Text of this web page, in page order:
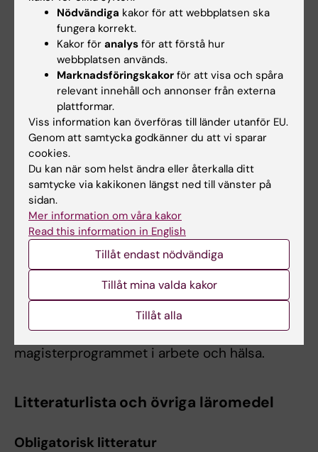
Provtillfälle till vilket studenten anmält sig men
inte deltagit räknas inte som provtillfälle.
Övergångsbestämmelser
Kursen gavs för sista gången HT16 och läggs
ner. Examination enligt denna kursplan
kommer att vara möjlig till och med
höstterminen 2024 för studenter som inte
fullföljt kursen med godkänt resultat. Datum
för examination meddelas genom kursebb.
Övriga föreskrifter
Kursutvärdering kommer att genomföras
enligt de riktlinjer som är fastställda av
Styrelsen för utbildning samt utifrån
utvärderingsrutiner inom
magisterprogrammet i arbete och hälsa.
Litteraturlista och övriga läromedel
Obligatorisk litteratur
Nödvändiga kakor för att webbplatsen ska
fungera korrekt.
Kakor för analys för att förstå hur
webbplatsen används.
Marknadsföringskakor för att visa och spåra
relevant innehåll och annonser från externa
plattformar.
Viss information kan överföras till länder utanför EU.
Genom att samtycka godkänner du att vi sparar
cookies.
Du kan när som helst ändra eller återkalla ditt
samtycke via kakikonen längst ned till vänster på
sidan.
Mer information om våra kakor
Read this information in English
Tillåt endast nödvändiga
Tillåt mina valda kakor
Tillåt alla